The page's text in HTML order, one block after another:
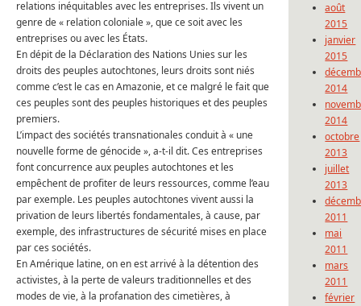
relations inéquitables avec les entreprises.Ils vivent un
genre de « relation coloniale », que ce soit avec les
entreprises ou avec les États.
En dépit de la Déclaration des Nations Unies sur les
droits des peuples autochtones, leurs droits sont niés
comme c’est le cas en Amazonie, et ce malgré le fait que
ces peuples sont des peuples historiques et des peuples
premiers.
L’impact des sociétés transnationales conduit à « une
nouvelle forme de génocide », a-t-il dit.Ces entreprises
font concurrence aux peuples autochtones et les
empêchent de profiter de leurs ressources, comme l’eau
par exemple. Les peuples autochtones vivent aussi la
privation de leurs libertés fondamentales, à cause, par
exemple, des infrastructures de sécurité mises en place
par ces sociétés.
En Amérique latine, on en est arrivé à la détention des
activistes, à la perte de valeurs traditionnelles et des
modes de vie, à la profanation des cimetières, à
août
2015
janvier
2015
2014
2014
octobre
2013
juillet
2013
2011
mai
2011
mars
2011
février